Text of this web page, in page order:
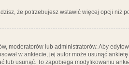
że potrzebujesz wstawić więcej opcji niż
moderatorów lub administratorów. Aby
w ankiecie, jej autor może usunąć
lub usunąć. To zapobiega modyfikowaniu